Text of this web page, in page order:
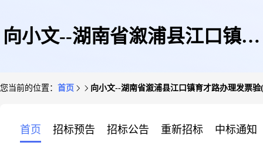
向小文--湖南省溆浦县江口镇育
您当前的位置： 首页 向小文--湖南省溆浦县江口镇育才路办理发票
首页 招标预告 招标公告 重新招标 中标通知